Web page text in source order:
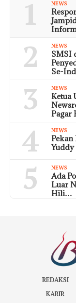
1 NEWS
2 NEWS
SMSI
Se-
3 NEWS
Ketua
Pagar
4 NEWS
Pekan
5 NEWS
Ada
Luar
Hili…
REDAKSI
KARIR